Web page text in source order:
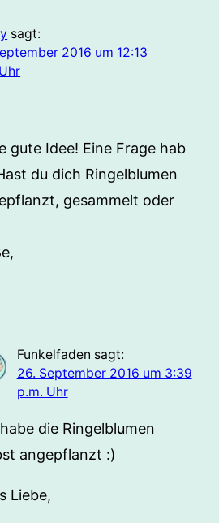
sagt:
2016 um 12:13
gute Idee! Eine Frage hab
du dich Ringelblumen
gesammelt oder
Funkelfaden sagt:
26. September 2016 um 3:39
p.m. Uhr
die Ringelblumen
angepflanzt :)
Liebe,